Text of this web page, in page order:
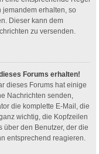
erhalten, so
Dieser kann dem
zu versenden.
Forums erhalten!
dieses Forums hat einige
Nachrichten senden,
die komplette E-Mail, die
wichtig, die Kopfzeilen
über den Benutzer, der die
entsprechend reagieren.